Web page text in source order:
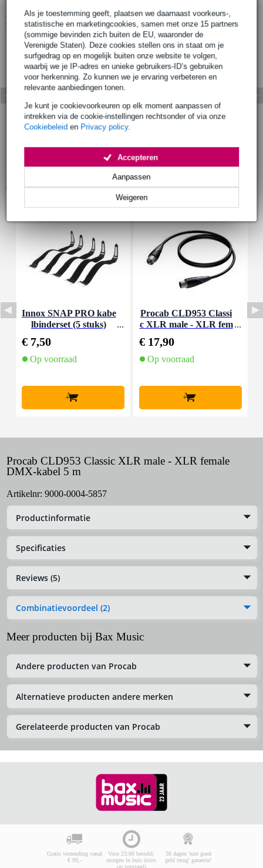
Als je toestemming geeft, plaatsen we daarnaast voorkeurs-,
statistische en marketingcookies, samen met onze 15 partners
(sommige bevinden zich buiten de EU, waaronder de
Verenigde Staten). Deze cookies stellen ons in staat om je
surfgedrag op en mogelijk buiten onze website te volgen,
waarbij we je IP-adres en unieke gebruikers-ID’s gebruiken
voor herkenning. Zo kunnen we je ervaring verbeteren en
relevante aanbiedingen tonen.
Je kunt je cookievoorkeuren op elk moment aanpassen of
intrekken via de cookie-instellingen rechtsonder of via onze
Cookiebeleid en Privacy policy.
Weigeren
Aanpassen
Accepteren
Bekijk ook eens (7)
Accessoires (7)
Innox SNAP PRO kabe
lbinderset (5 stuks)
€ 7,50
Op voorraad
+
Procab CLD953 Classi
c XLR male - XLR fem
€ 17,90
Op voorraad
+
Procab CLD953 Classic XLR male - XLR female
DMX-kabel 5 m
Artikelnr: 9000-0004-5857
Productinformatie
Specificaties
Reviews (5)
Combinatievoordeel (2)
Meer producten bij Bax Music
Andere producten van Procab
Alternatieve producten andere merken
Gerelateerde producten van Procab
Gratis verzending vanaf
€ 99,-
Voor 23:00 besteld,
morgen in huis (mits
op voorraad)
30 dagen 'niet goed
geld terug' garantie!